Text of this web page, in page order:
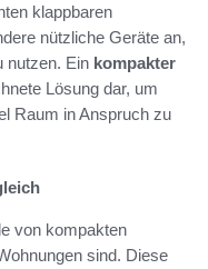
klappbaren
nützliche Geräte an,
nutzen. Ein kompakter
Lösung dar, um
Raum in Anspruch zu
von kompakten
sind. Diese